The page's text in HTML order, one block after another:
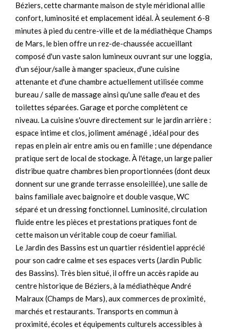
Béziers, cette charmante maison de style méridional allie
confort, luminosité et emplacement idéal. À seulement 6-8
minutes à pied du centre-ville et de la médiathèque Champs
de Mars, le bien offre un rez-de-chaussée accueillant
composé d'un vaste salon lumineux ouvrant sur une loggia,
d'un séjour/salle à manger spacieux, d'une cuisine
attenante et d'une chambre actuellement utilisée comme
bureau / salle de massage ainsi qu'une salle d'eau et des
toilettes séparées. Garage et porche complètent ce
niveau. La cuisine s'ouvre directement sur le jardin arrière :
espace intime et clos, joliment aménagé , idéal pour des
repas en plein air entre amis ou en famille ; une dépendance
pratique sert de local de stockage. À l'étage, un large palier
distribue quatre chambres bien proportionnées (dont deux
donnent sur une grande terrasse ensoleillée), une salle de
bains familiale avec baignoire et double vasque, WC
séparé et un dressing fonctionnel. Luminosité, circulation
fluide entre les pièces et prestations pratiques font de
cette maison un véritable coup de coeur familial.
Le Jardin des Bassins est un quartier résidentiel apprécié
pour son cadre calme et ses espaces verts (Jardin Public
des Bassins). Très bien situé, il offre un accès rapide au
centre historique de Béziers, à la médiathèque André
Malraux (Champs de Mars), aux commerces de proximité,
marchés et restaurants. Transports en commun à
proximité, écoles et équipements culturels accessibles à